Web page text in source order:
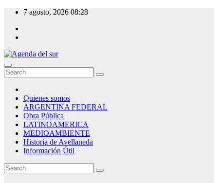
Skip
content
7 agosto, 2026 08:28
Agenda del sur
Quienes somos
ARGENTINA FEDERAL
Obra Pública
LATINOAMERICA
MEDIOAMBIENTE
Historia de Avellaneda
Información Útil